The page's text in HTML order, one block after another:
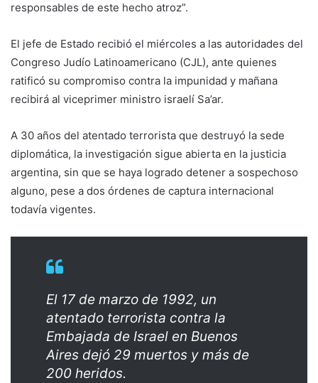
responsables de este hecho atroz”.
El jefe de Estado recibió el miércoles a las autoridades del
Congreso Judío Latinoamericano (CJL), ante quienes
ratificó su compromiso contra la impunidad y mañana
recibirá al viceprimer ministro israelí Sa’ar.
A 30 años del atentado terrorista que destruyó la sede
diplomática, la investigación sigue abierta en la justicia
argentina, sin que se haya logrado detener a sospechoso
alguno, pese a dos órdenes de captura internacional
todavía vigentes.
El 17 de marzo de 1992, un
atentado terrorista contra la
Embajada de Israel en Buenos
Aires dejó 29 muertos y más de
200 heridos.